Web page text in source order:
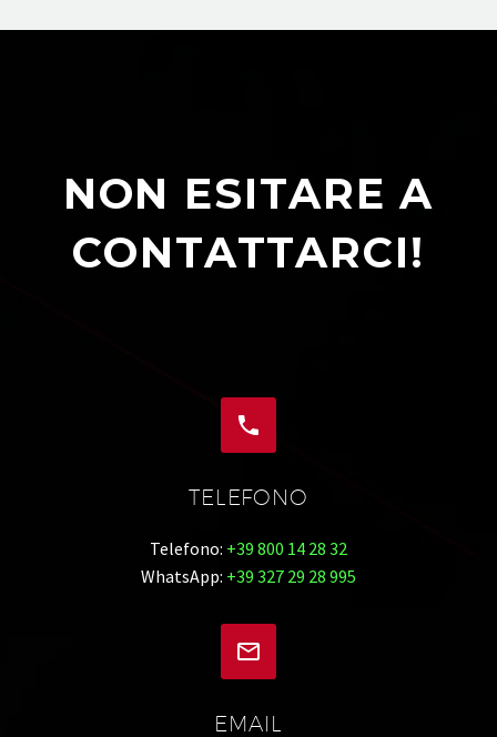
NON ESITARE A
CONTATTARCI!


TELEFONO
Telefono: +39 800 14 28 32
WhatsApp: +39 327 29 28 995


EMAIL